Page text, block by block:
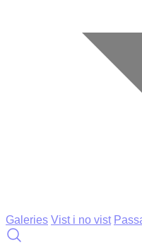
Galeries Vist i no vist